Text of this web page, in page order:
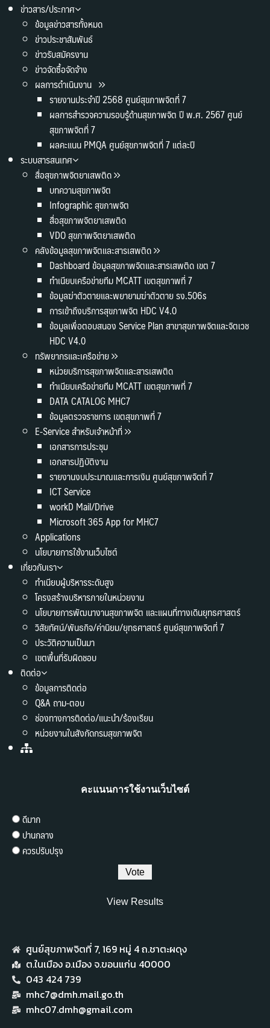
ข่าวสาร/ประกาศ
ข้อมูลข่าวสารทั้งหมด
ข่าวประชาสัมพันธ์
ข่าวรับสมัครงาน
ข่าวจัดซื้อจัดจ้าง
ผลการดำเนินงาน
รายงานประจำปี 2568 ศูนย์สุขภาพจิตที่ 7
ผลการสำรวจความรอบรู้ด้านสุขภาพจิต ปี พ.ศ. 2567 ศูนย์
สุขภาพจิตที่ 7
ผลคะแนน PMQA ศูนย์สุขภาพจิตที่ 7 แต่ละปี
ระบบสารสนเทศ
สื่อสุขภาพจิตยาเสพติด
บทความสุขภาพจิต
Infographic สุขภาพจิต
สื่อสุขภาพจิตยาเสพติด
VDO สุขภาพจิตยาเสพติด
คลังข้อมูลสุขภาพจิตและสารเสพติด
Dashboard ข้อมูลสุขภาพจิตและสารเสพติด เขต 7
ทำเนียบเครือข่ายทีม MCATT เขตสุขภาพที่ 7
ข้อมูลฆ่าตัวตายและพยายามฆ่าตัวตาย รง.506s
การเข้าถึงบริการสุขภาพจิต HDC V4.0
ข้อมูลเพื่อตอบสนอง Service Plan สาขาสุขภาพจิตและจิตเวช
HDC V4.0
ทรัพยากรและเครือข่าย
หน่วยบริการสุขภาพจิตและสารเสพติด
ทำเนียบเครือข่ายทีม MCATT เขตสุขภาพที่ 7
DATA CATALOG MHC7
ข้อมูลตรวจราชการ เขตสุขภาพที่ 7
E-Service สำหรับเจ้าหน้าที่
เอกสารการประชุม
เอกสารปฏิบัติงาน
รายงานงบประมาณและการเงิน ศูนย์สุขภาพจิตที่ 7
ICT Service
workD Mail/Drive
Microsoft 365 App for MHC7
Applications
นโยบายการใช้งานเว็บไซต์
เกี่ยวกับเรา
ทำเนียบผู้บริหารระดับสูง
โครงสร้างบริหารภายในหน่วยงาน
นโยบายการพัฒนางานสุขภาพจิต และแผนที่ทางเดินยุทธศาสตร์
วิสัยทัศน์/พันธกิจ/ค่านิยม/ยุทธศาสตร์ ศูนย์สุขภาพจิตที่ 7
ประวัติความเป็นมา
เขตพื้นที่รับผิดชอบ
ติดต่อ
ข้อมูลการติดต่อ
Q&A ถาม-ตอบ
ช่องทางการติดต่อ/แนะนำ/ร้องเรียน
หน่วยงานในสังกัดกรมสุขภาพจิต
คะแนนการใช้งานเว็บไซต์
ดีมาก
ปานกลาง
ควรปรับปรุง
View Results
ศูนย์สุขภาพจิตที่ 7,​ 169 หมู่ 4 ถ.ชาตะผดุง
ต.ในเมือง อ.เมือง จ.ขอนแก่น 40000
043 424 739
mhc7@dmh.mail.go.th
mhc07.dmh@gmail.com